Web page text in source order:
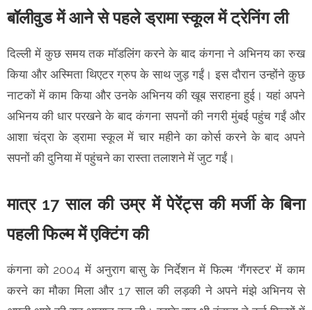
बॉलीवुड में आने से पहले ड्रामा स्कूल में ट्रेनिंग ली
दिल्ली में कुछ समय तक मॉडलिंग करने के बाद कंगना ने अभिनय का रुख
किया और अस्मिता थिएटर ग्रुप के साथ जुड़ गईं। इस दौरान उन्होंने कुछ
नाटकों में काम किया और उनके अभिनय की खूब सराहना हुई। यहां अपने
अभिनय की धार परखने के बाद कंगना सपनों की नगरी मुंबई पहुंच गईं और
आशा चंद्रा के ड्रामा स्कूल में चार महीने का कोर्स करने के बाद अपने
सपनों की दुनिया में पहुंचने का रास्ता तलाशने में जुट गईं।
मात्र 17 साल की उम्र में पेरेंट्स की मर्जी के बिना
पहली फिल्म में एक्टिंग की
कंगना को 2004 में अनुराग बासु के निर्देशन में फिल्म ‘गैंगस्टर’ में काम
करने का मौका मिला और 17 साल की लड़की ने अपने मंझे अभिनय से